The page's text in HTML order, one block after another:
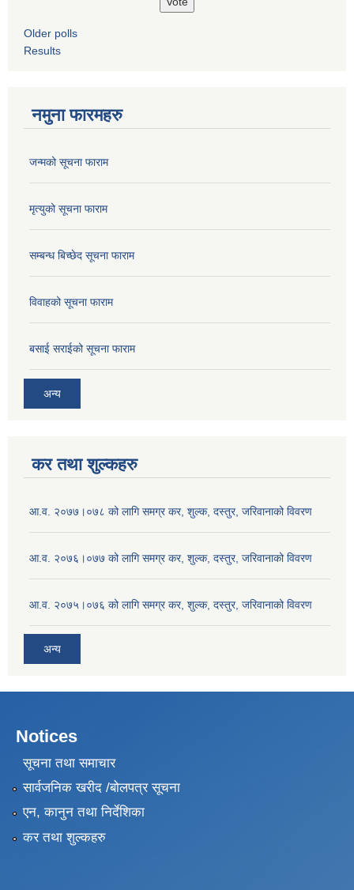
Older polls
Results
नमुना फारमहरु
जन्मको सूचना फाराम
मृत्युको सूचना फाराम
सम्बन्ध बिच्छेद सूचना फाराम
विवाहको सूचना फाराम
बसाई सराईको सूचना फाराम
अन्य
कर तथा शुल्कहरु
आ.व. २०७७।०७८ को लागि समग्र कर, शुल्क, दस्तुर, जरिवानाको विवरण
आ.व. २०७६।०७७ को लागि समग्र कर, शुल्क, दस्तुर, जरिवानाको विवरण
आ.व. २०७५।०७६ को लागि समग्र कर, शुल्क, दस्तुर, जरिवानाको विवरण
अन्य
Notices
सूचना तथा समाचार
सार्वजनिक खरीद /बोलपत्र सूचना
एन, कानुन तथा निर्देशिका
कर तथा शुल्कहरु